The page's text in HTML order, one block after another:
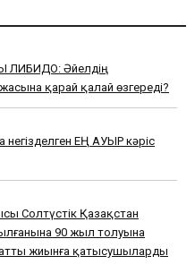
ЛИБИДО: Әйелдің
қарай қалай өзгереді?
ЕҢ АУЫР кәріс
Солтүстік Қазақстан
90 жыл толуына
жиынға қатысушыларды